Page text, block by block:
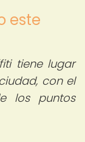
este
tiene lugar
con el
los puntos